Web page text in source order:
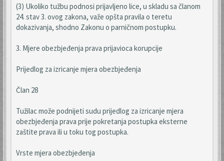
(3) Ukoliko tužbu podnosi prijavljeno lice, u skladu sa članom
24. stav 3. ovog zakona, važe opšta pravila o teretu
dokazivanja, shodno Zakonu o parničnom postupku.
3. Mjere obezbjeđenja prava prijavioca korupcije
Prijedlog za izricanje mjera obezbjeđenja
Član 28
Tužilac može podnijeti sudu prijedlog za izricanje mjera
obezbjeđenja prava prije pokretanja postupka eksterne
zaštite prava ili u toku tog postupka.
Vrste mjera obezbjeđenja